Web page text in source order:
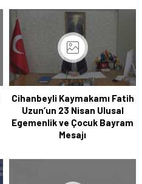
Cihanbeyli Kaymakamı Fatih
Uzun’un 23 Nisan Ulusal
Egemenlik ve Çocuk Bayram
Mesajı